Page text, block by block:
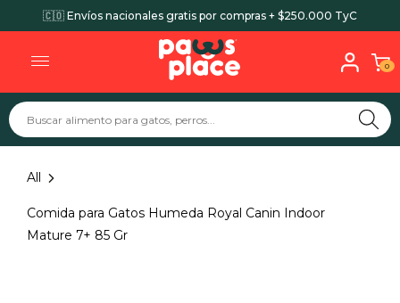
🇨🇴 Envíos nacionales gratis por compras + $250.000 TyC
0
All
Comida para Gatos Humeda Royal Canin Indoor
Mature 7+ 85 Gr